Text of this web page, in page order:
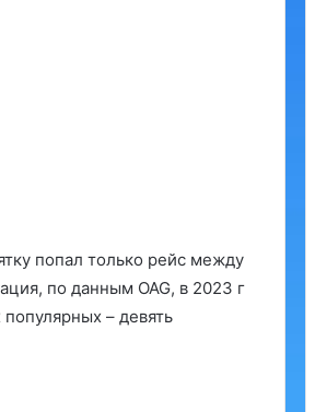
попал только рейс между
по данным OAG, в 2023 г
– девять